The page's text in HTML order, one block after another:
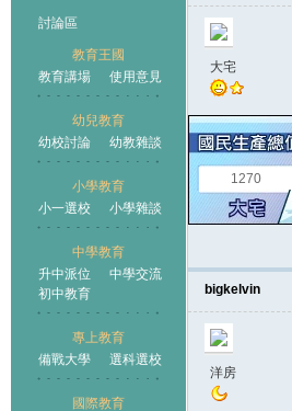
討論區
教育王國
教育講場
使用意見
幼兒教育
幼校討論
幼教雜談
小學教育
小一選校
小學雜談
中學教育
升中派位
中學交流
初中教育
專上教育
備戰大學
選科選校
國際教育
王國
大宅
1270
bigkelvin
洋房